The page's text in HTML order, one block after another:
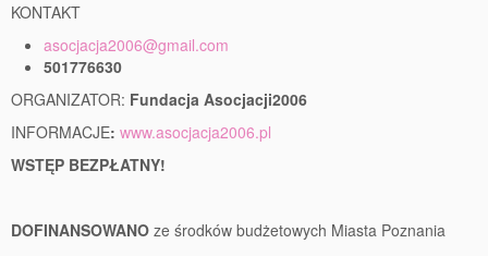
KONTAKT
asocjacja2006@gmail.com
501776630
ORGANIZATOR: Fundacja Asocjacji2006
INFORMACJE: www.asocjacja2006.pl
WSTĘP BEZPŁATNY!
DOFINANSOWANO ze środków budżetowych Miasta Poznania